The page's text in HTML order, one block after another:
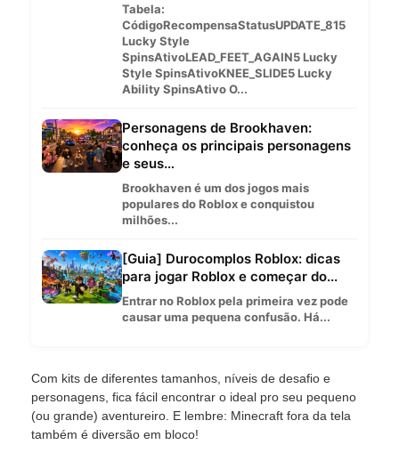
Tabela:
CódigoRecompensaStatusUPDATE_815
Lucky Style
SpinsAtivoLEAD_FEET_AGAIN5 Lucky
Style SpinsAtivoKNEE_SLIDE5 Lucky
Ability SpinsAtivo O...
Personagens de Brookhaven:
conheça os principais personagens
e seus…
Brookhaven é um dos jogos mais
populares do Roblox e conquistou
milhões...
[Guia] Durocomplos Roblox: dicas
para jogar Roblox e começar do...
Entrar no Roblox pela primeira vez pode
causar uma pequena confusão. Há...
Com kits de diferentes tamanhos, níveis de desafio e
personagens, fica fácil encontrar o ideal pro seu pequeno
(ou grande) aventureiro. E lembre: Minecraft fora da tela
também é diversão em bloco!